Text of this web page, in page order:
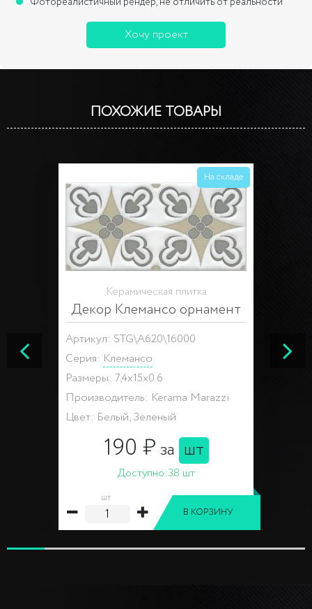
Хочу проект
ПОХОЖИЕ ТОВАРЫ
На складе
Керамическая плитка
Декор Клемансо орнамент
Артикул: STG\A620\16000
Серия: Клемансо
Размеры: 7,4x15x0.6
Производитель: Kerama Marazzi
Цвет: Белый, Зеленый
190 ₽за шт
Доступно:38 шт
шт
В КОРЗИНУ